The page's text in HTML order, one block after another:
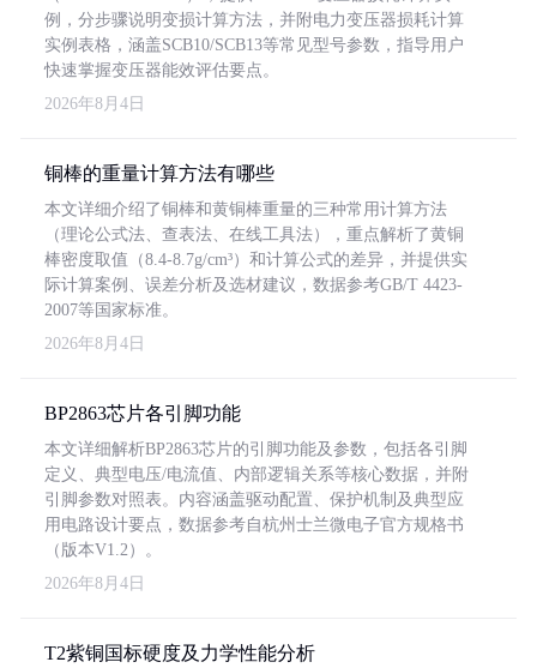
例，分步骤说明变损计算方法，并附电力变压器损耗计算
实例表格，涵盖SCB10/SCB13等常见型号参数，指导用户
快速掌握变压器能效评估要点。
2026年8月4日
铜棒的重量计算方法有哪些
本文详细介绍了铜棒和黄铜棒重量的三种常用计算方法
（理论公式法、查表法、在线工具法），重点解析了黄铜
棒密度取值（8.4-8.7g/cm³）和计算公式的差异，并提供实
际计算案例、误差分析及选材建议，数据参考GB/T 4423-
2007等国家标准。
2026年8月4日
BP2863芯片各引脚功能
本文详细解析BP2863芯片的引脚功能及参数，包括各引脚
定义、典型电压/电流值、内部逻辑关系等核心数据，并附
引脚参数对照表。内容涵盖驱动配置、保护机制及典型应
用电路设计要点，数据参考自杭州士兰微电子官方规格书
（版本V1.2）。
2026年8月4日
T2紫铜国标硬度及力学性能分析